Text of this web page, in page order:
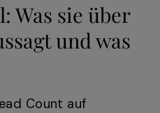
Was sie über
und was
Count auf